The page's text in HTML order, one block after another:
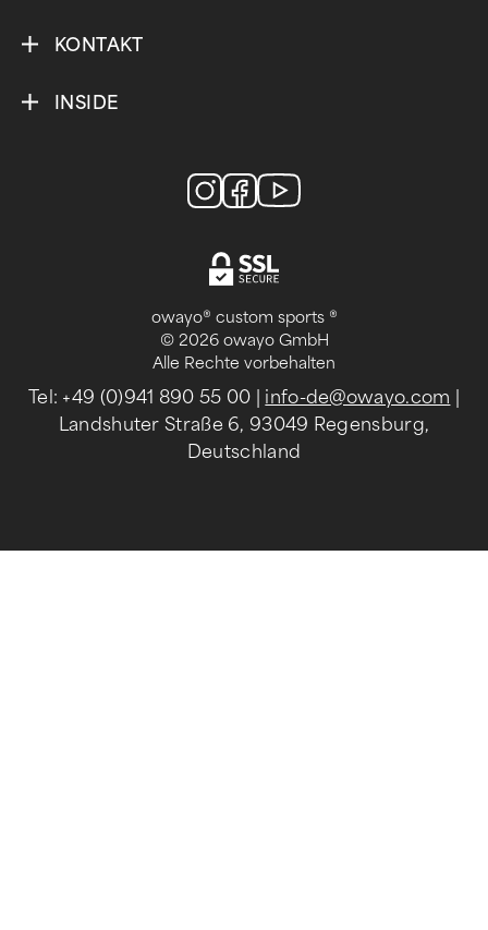
KONTAKT
INSIDE
owayo® custom sports ®
© 2026 owayo GmbH
Alle Rechte vorbehalten
Tel: +49 (0)941 890 55 00 info-de@owayo.com
Landshuter Straße 6, 93049 Regensburg,
Deutschland